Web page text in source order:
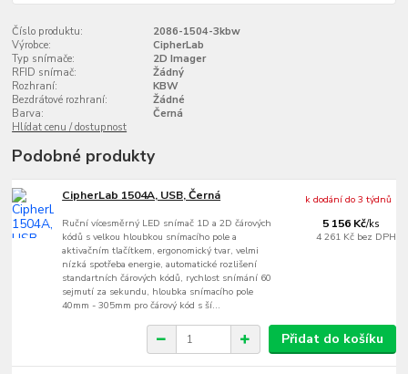
Číslo produktu:
2086-1504-3kbw
Výrobce:
CipherLab
Typ snímače:
2D Imager
RFID snímač:
Žádný
Rozhraní:
KBW
Bezdrátové rozhraní:
Žádné
Barva:
Černá
Hlídat cenu / dostupnost
Podobné produkty
CipherLab 1504A, USB, Černá
Ruční vícesměrný LED snímač 1D a 2D čárových
kódů s velkou hloubkou snímacího pole a
aktivačním tlačítkem, ergonomický tvar, velmi
nízká spotřeba energie, automatické rozlišení
standartních čárových kódů, rychlost snímání 60
sejmutí za sekundu, hloubka snímacího pole
40mm - 305mm pro čárový kód s ší...
5 156 Kč/ks
4 261 Kč bez DPH
k dodání do 3 týdnů
Přidat do košíku